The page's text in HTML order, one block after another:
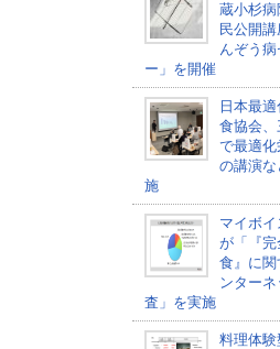
蔵小杉病
民公開講
んぞう病
ー」を開催
日本最
食協会、
で最適化
の講演な
施
マイボイ
が「『完
食』に関
ンターネ
査」を実施
料理体験